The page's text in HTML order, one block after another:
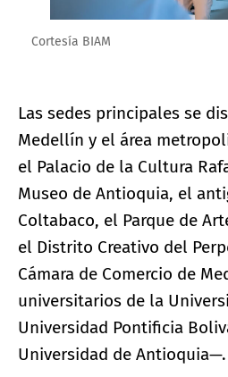
Cortesía BIAM
Las sedes principales se
Medellín y el área
el Palacio de la Cultura
Museo de Antioquia, el
Coltabaco, el Parque de
el Distrito Creativo del
Cámara de Comercio de
universitarios de la
Universidad Pontificia
Universidad de Antioquia—.